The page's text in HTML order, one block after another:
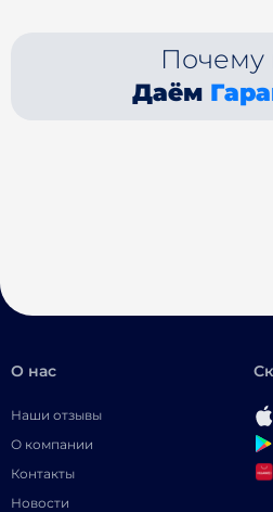
Почему
Даём
О нас
Наши отзывы
О компании
Контакты
Новости